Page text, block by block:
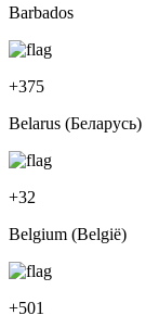
Barbados
+375
Belarus (Беларусь)
+32
Belgium (België)
+501